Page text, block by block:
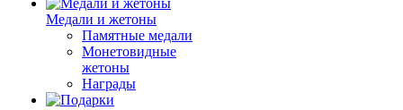
Медали и жетоны
Памятные медали
Монетовидные
жетоны
Награды